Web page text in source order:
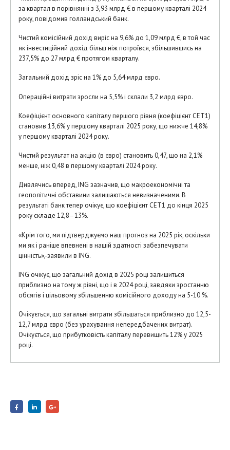
за квартал в порівнянні з 3,93 млрд € в першому кварталі 2024
року, повідомив голландський банк.
Чистий комісійний дохід виріс на 9,6% до 1,09 млрд €, в той час
як інвестиційний дохід більш ніж потроївся, збільшившись на
237,5% до 27 млрд € протягом кварталу.
Загальний дохід зріс на 1% до 5,64 млрд євро.
Операційні витрати зросли на 5,5% і склали 3,2 млрд євро.
Коефіцієнт основного капіталу першого рівня (коефіцієнт CET1)
становив 13,6% у першому кварталі 2025 року, що нижче 14,8%
у першому кварталі 2024 року.
Чистий результат на акцію (в євро) становить 0,47, що на 2,1%
менше, ніж 0,48 в першому кварталі 2024 року.
Дивлячись вперед, ING зазначив, що макроекономічні та
геополітичні обставини залишаються невизначеними. В
результаті банк тепер очікує, що коефіцієнт CET1 до кінця 2025
року складе 12,8–13%.
«Крім того, ми підтверджуємо наш прогноз на 2025 рік, оскільки
ми як і раніше впевнені в нашій здатності забезпечувати
цінність»,-заявили в ING.
ING очікує, що загальний дохід в 2025 році залишиться
приблизно на тому ж рівні, що і в 2024 році, завдяки зростанню
обсягів і цільовому збільшенню комісійного доходу на 5-10 %.
Очікується, що загальні витрати збільшаться приблизно до 12,5-
12,7 млрд євро (без урахування непередбачених витрат).
Очікується, що прибутковість капіталу перевищить 12% у 2025
році.